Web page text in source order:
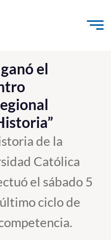
el
de la
Católica
el sábado 5
ciclo de